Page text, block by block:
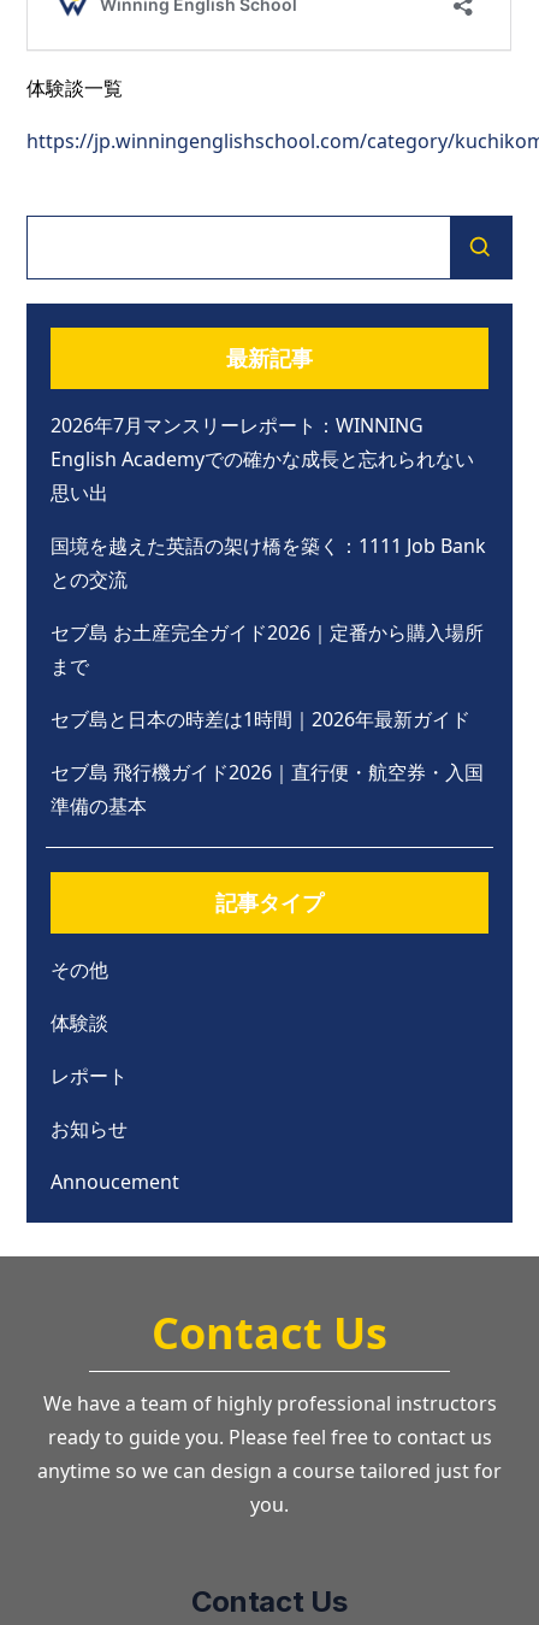
体験談一覧
https://jp.winningenglishschool.com/category/
最新記事
2026年7月マンスリーレポート：WINNING
English Academyでの確かな成長と忘れられない
思い出
国境を越えた英語の架け橋を築く：1111 Job Bank
との交流
セブ島 お土産完全ガイド2026｜定番から購入場所
まで
セブ島と日本の時差は1時間｜2026年最新ガイド
セブ島 飛行機ガイド2026｜直行便・航空券・入国
準備の基本
記事タイプ
その他
体験談
レポート
お知らせ
Annoucement
Contact Us
We have a team of highly professional instructors
ready to guide you. Please feel free to contact us
anytime so we can design a course tailored just for
you.